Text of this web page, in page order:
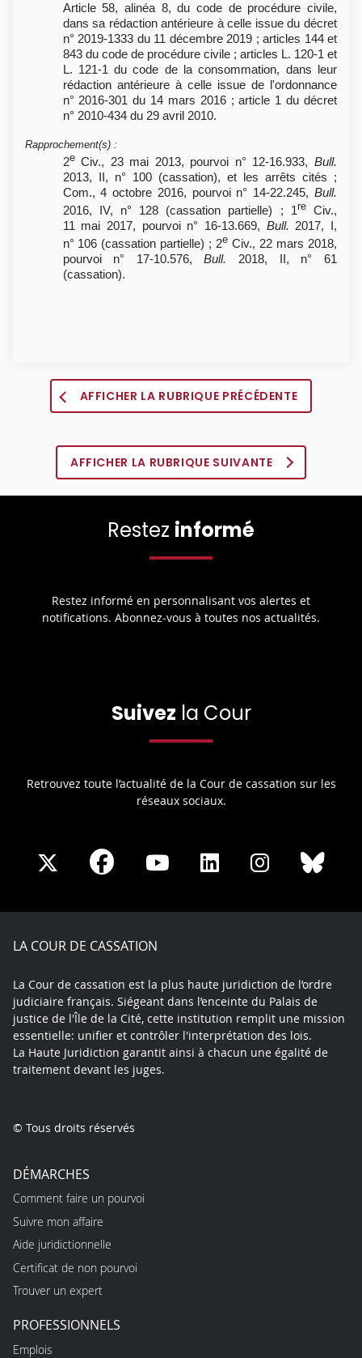
Article 58, alinéa 8, du code de procédure civile,
dans sa rédaction antérieure à celle issue du décret
n° 2019-1333 du 11 décembre 2019 ; articles 144 et
843 du code de procédure civile ; articles L. 120-1 et
L. 121-1 du code de la consommation, dans leur
rédaction antérieure à celle issue de l'ordonnance
n° 2016-301 du 14 mars 2016 ; article 1 du décret
n° 2010-434 du 29 avril 2010.
Rapprochement(s) :
2eCiv., 23 mai 2013, pourvoi n° 12-16.933, Bull.
2013, II, n° 100 (cassation), et les arrêts cités ;
Com., 4 octobre 2016, pourvoi n° 14-22.245, Bull.
2016, IV, n° 128 (cassation partielle) ; 1reCiv.,
11 mai 2017, pourvoi n° 16-13.669, Bull. 2017, I,
n° 106 (cassation partielle) ; 2e Civ., 22 mars 2018,
pourvoi n° 17-10.576,Bull. 2018, II, n° 61
(cassation).
AFFICHER LA RUBRIQUE PRÉCÉDENTE
AFFICHER LA RUBRIQUE SUIVANTE
Restez informé
Restez informé en personnalisant vos alertes et
notifications. Abonnez-vous à toutes nos actualités.
Suivez la Cour
Retrouvez toute l’actualité de la Cour de cassation sur les
réseaux sociaux.
Share
X
Share
Facebook
Share
Youtube
Share
LinkedIn
Share
Instagram
LA COUR DE CASSATION
La Cour de cassation est la plus haute juridiction de l’ordre
judiciaire français. Siégeant dans l’enceinte du Palais de
justice de l'Île de la Cité, cette institution remplit une mission
essentielle: unifier et contrôler l'interprétation des lois.
La Haute Juridiction garantit ainsi à chacun une égalité de
traitement devant les juges.
© Tous droits réservés
DÉMARCHES
Comment faire un pourvoi
Suivre mon affaire
Aide juridictionnelle
Certificat de non pourvoi
Trouver un expert
PROFESSIONNELS
Emplois